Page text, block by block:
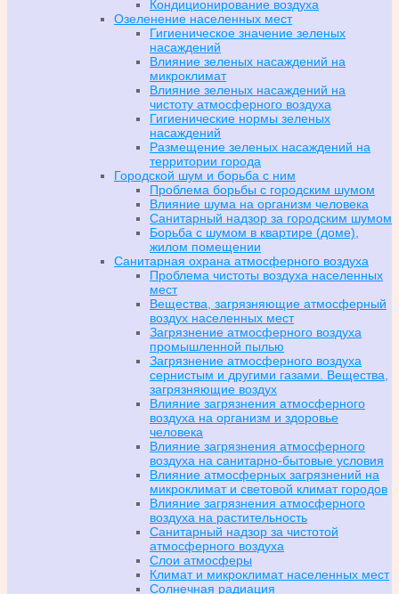
Кондиционирование воздуха
Озеленение населенных мест
Гигиеническое значение зеленых
насаждений
Влияние зеленых насаждений на
микроклимат
Влияние зеленых насаждений на
чистоту атмосферного воздуха
Гигиенические нормы зеленых
насаждений
Размещение зеленых насаждений на
территории города
Городской шум и борьба с ним
Проблема борьбы с городским шумом
Влияние шума на организм человека
Санитарный надзор за городским шумом
Борьба с шумом в квартире (доме),
жилом помещении
Санитарная охрана атмосферного воздуха
Проблема чистоты воздуха населенных
мест
Вещества, загрязняющие атмосферный
воздух населенных мест
Загрязнение атмосферного воздуха
промышленной пылью
Загрязнение атмосферного воздуха
сернистым и другими газами. Вещества,
загрязняющие воздух
Влияние загрязнения атмосферного
воздуха на организм и здоровье
человека
Влияние загрязнения атмосферного
воздуха на санитарно-бытовые условия
Влияние атмосферных загрязнений на
микроклимат и световой климат городов
Влияние загрязнения атмосферного
воздуха на растительность
Санитарный надзор за чистотой
атмосферного воздуха
Слои атмосферы
Климат и микроклимат населенных мест
Солнечная радиация